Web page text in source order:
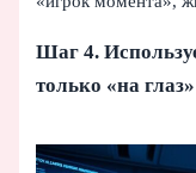
Шаг 4.
только «на глаз»